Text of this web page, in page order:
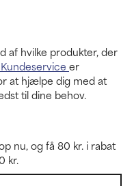
af hvilke produkter, der
er
at hjælpe dig med at
til dine behov.
nu, og få 80 kr. i rabat
kr.